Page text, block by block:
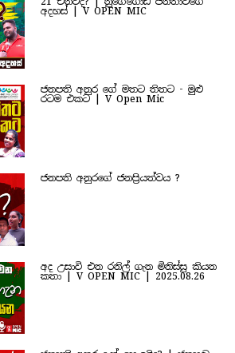
අදහස් | V OPEN MIC
ජනපති අනුර ගේ මතට තිතට - මුළු
රටම එකට | V Open Mic
ජනපති අනුරගේ ජනප්‍රියත්වය ?
අද උසාවි එන රනිල් ගැන මිනිස්සු කියන
කතා | V OPEN MIC | 2025.08.26